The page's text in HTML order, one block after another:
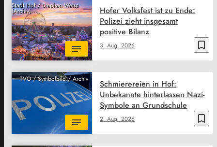
Stadt Hof / Stephan Weiss
(Archiv)
bookmark_border
3. Aug. 2026
Hofer Volksfest ist zu Ende:
Polizei zieht insgesamt
positive Bilanz
TVO / Symbolbild / Archiv
bookmark_border
2. Aug. 2026
Schmierereien in Hof:
Unbekannte hinterlassen Nazi-
Symbole an Grundschule